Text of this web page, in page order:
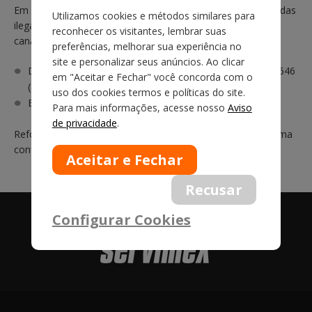
Em caso de dúvidas ou denúncias sobre práticas consideradas
ilegais ou prejudiciais à gestão da empresa, utilize um dos
canais de comunicação abaixo:
Deixe uma mensagem gravada no telefone (11) 5056-5646
(anonimamente, se preferir).
Envie e-mail para:compliance@servimex.com.br.
Reforçamos que todas as denúncias serão tratadas de forma
confidencial e investigadas de maneira apropriada.
Utilizamos cookies e métodos similares para
reconhecer os visitantes, lembrar suas
preferências, melhorar sua experiência no
site e personalizar seus anúncios. Ao clicar
em "Aceitar e Fechar" você concorda com o
uso dos cookies termos e políticas do site.
Para mais informações, acesse nosso Aviso
de privacidade.
Configurar Cookies